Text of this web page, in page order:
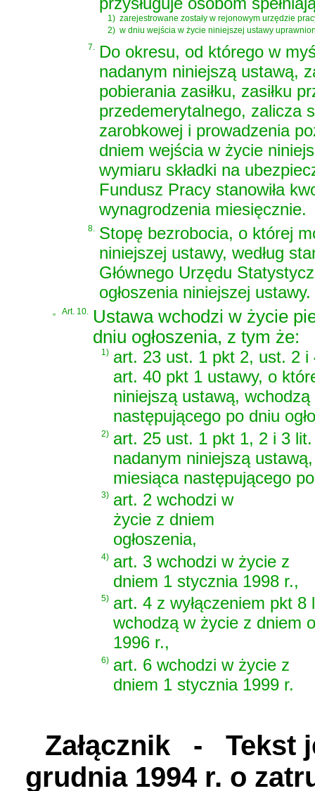
1) zarejestrowane zostały w rejonowym urzędzie
2) w dniu wejścia w życie niniejszej ustawy
7. Do okresu, od którego w
nadanym niniejszą ustawą,
pobierania zasiłku, zasiłku
przedemerytalnego, zalicza
zarobkowej i prowadzenia
dniem wejścia w życie
wymiaru składki na
Fundusz Pracy stanowiła
wynagrodzenia miesięcznie.
8. Stopę bezrobocia, o której
niniejszej ustawy, według
Głównego Urzędu
ogłoszenia niniejszej ustawy.
„ Art. 10. Ustawa wchodzi w życie
dniu ogłoszenia, z tym że:
1) art. 23 ust. 1 pkt 2, ust. 2
art. 40 pkt 1 ustawy, o
niniejszą ustawą,
następującego po dniu
2) art. 25 ust. 1 pkt 1, 2 i 3
nadanym niniejszą
miesiąca następującego
3) art. 2 wchodzi w
życie z dniem
ogłoszenia,
4) art. 3 wchodzi w życie z
dniem 1 stycznia 1998 r.,
5) art. 4 z wyłączeniem pkt
wchodzą w życie z dniem
1996 r.,
6) art. 6 wchodzi w życie z
dniem 1 stycznia 1999 r.
Załącznik- Tekst
grudnia 1994 r. o